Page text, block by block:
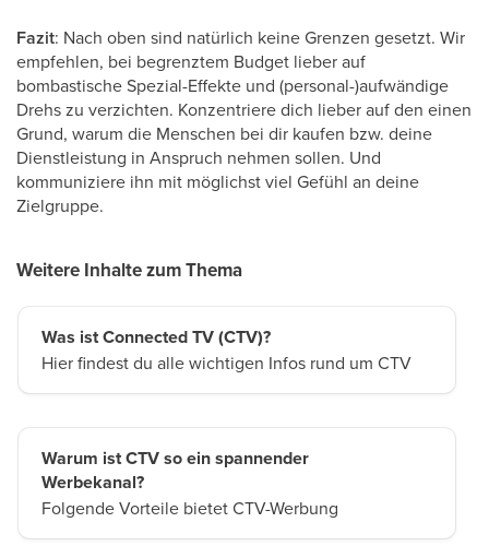
Fazit: Nach oben sind natürlich keine Grenzen gesetzt. Wir
empfehlen, bei begrenztem Budget lieber auf
bombastische Spezial-Effekte und (personal-)aufwändige
Drehs zu verzichten. Konzentriere dich lieber auf den einen
Grund, warum die Menschen bei dir kaufen bzw. deine
Dienstleistung in Anspruch nehmen sollen. Und
kommuniziere ihn mit möglichst viel Gefühl an deine
Zielgruppe.
Weitere Inhalte zum Thema
Was ist Connected TV (CTV)?
Hier findest du alle wichtigen Infos rund um CTV
Warum ist CTV so ein spannender
Werbekanal?
Folgende Vorteile bietet CTV-Werbung